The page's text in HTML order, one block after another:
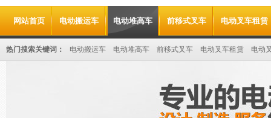
值得信赖的
电动叉车租赁&搬运设备出租供应商
网站首页 电动搬运车 电动堆高车 前移式叉车 电动叉车租赁
热门搜索关键词： 电动搬运车 电动堆高车 前移式叉车 电动叉车租赁 电动